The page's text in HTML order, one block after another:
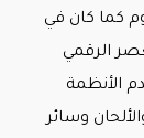
كما كان في
الرقمي
الأنظمة
وسائر